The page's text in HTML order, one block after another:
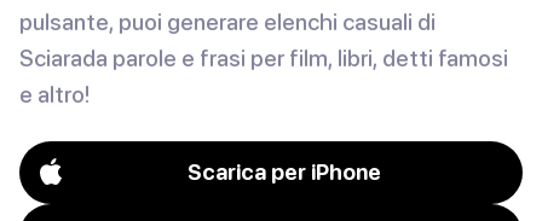
pulsante, puoi generare elenchi casuali di
Sciarada parole e frasi per film, libri, detti famosi
e altro!
Scarica per iPhone